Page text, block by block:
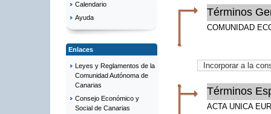
Calendario
Ayuda
Enlaces
Leyes y Reglamentos de la
Comunidad Autónoma de
Canarias
Consejo Económico y
Social de Canarias
Términos
COMUNIDAD
Términos
ACTA UNICA